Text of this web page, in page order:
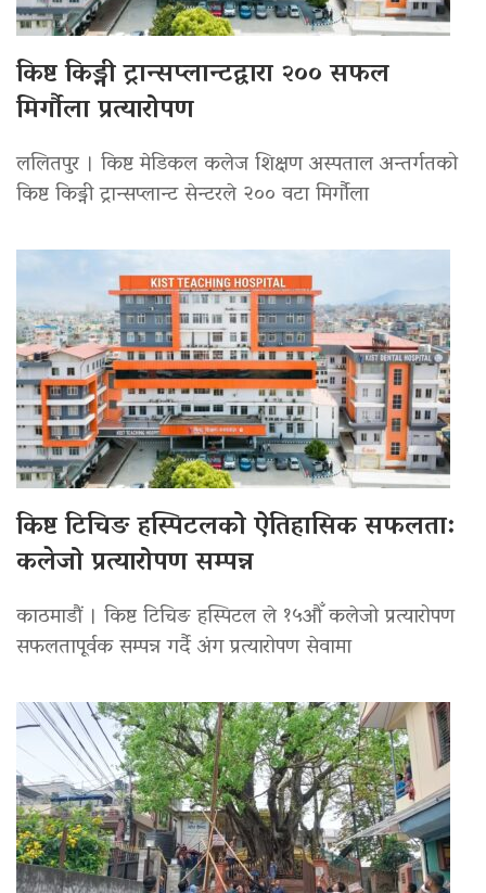
किष्ट किड्नी ट्रान्सप्लान्टद्वारा २०० सफल
मिर्गौला प्रत्यारोपण
ललितपुर । किष्ट मेडिकल कलेज शिक्षण अस्पताल अन्तर्गतको
किष्ट किड्नी ट्रान्सप्लान्ट सेन्टरले २०० वटा मिर्गौला
किष्ट टिचिङ हस्पिटलको ऐतिहासिक सफलता:
कलेजो प्रत्यारोपण सम्पन्न
काठमाडौं । किष्ट टिचिङ हस्पिटल ले १५औँ कलेजो प्रत्यारोपण
सफलतापूर्वक सम्पन्न गर्दै अंग प्रत्यारोपण सेवामा